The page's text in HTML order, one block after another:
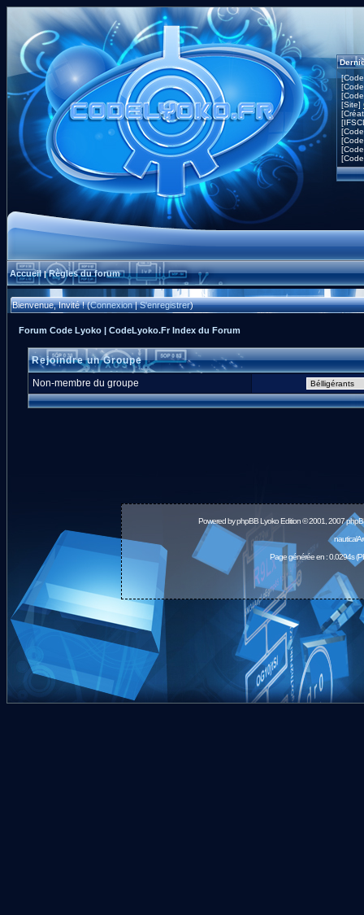
[Site]
Accueil|Règles du forum
Bienvenue, Invité ! (Connexion|S'enregistrer)
Forum Code Lyoko | CodeLyoko.Fr Index du Forum
Rejoindre un Groupe
Non-membre du groupe
Powered byphpBBLyoko Edition © 2001, 2007
Page générée en : 0.0294s